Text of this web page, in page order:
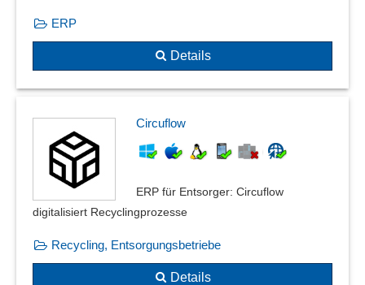
ERP
Details
Circuflow
ERP für Entsorger: Circuflow
digitalisiert Recyclingprozesse
Recycling, Entsorgungsbetriebe
Details